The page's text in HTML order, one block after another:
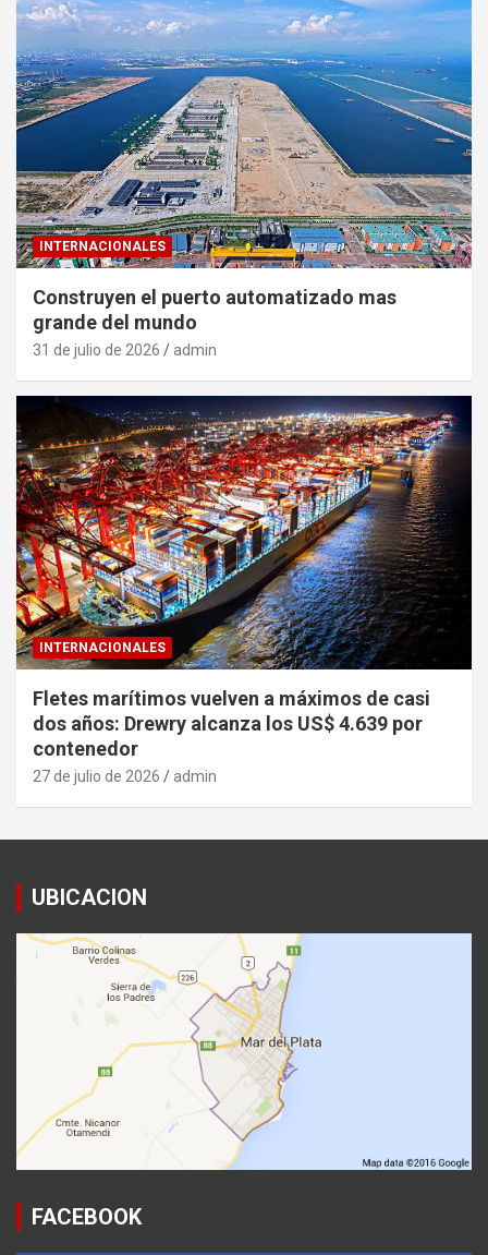
INTERNACIONALES
Construyen el puerto automatizado mas
grande del mundo
31 de julio de 2026 admin
INTERNACIONALES
Fletes marítimos vuelven a máximos de casi
dos años: Drewry alcanza los US$ 4.639 por
contenedor
27 de julio de 2026 admin
UBICACION
FACEBOOK